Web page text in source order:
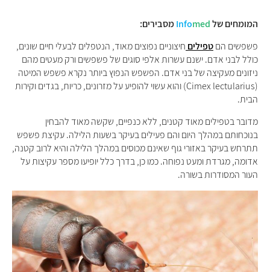
המומחים של Infomed
מסבירים:
פשפשים הםטפילים חיצוניים נפוצים מאוד, הנטפלים לבעלי חיים שונים,
כולל לבני אדם. ישנם עשרות אלפי סוגים של פשפשים ורק מעטים מהם
ניזונים מעקיצה של בני אדם. הפשפש הנפוץ ביותר נקרא פשפש המיטה
(Cimex lectularius) והוא עשוי להופיע על מזרונים, כריות, בגדים וקירות
הבית.
מדובר בטפילים מאוד קטנים, ללא כנפיים, שקשה מאוד להבחין
בנוכחותם במהלך היום והם פעילים בעיקר בשעות הלילה. עקיצת פשפש
תתרחש בעיקר באזורי גוף שאינם מכוסים במהלך הלילה והיא לרוב קטנה,
אדומה, מגרדת ומעט נפוחה. כמו כן, בדרך כלל יופיעו מספר עקיצות על
העור המסודרות בשורה.